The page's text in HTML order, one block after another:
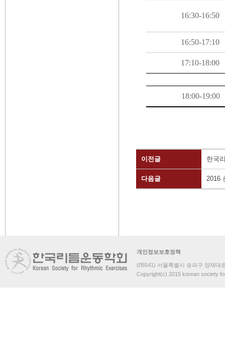
16:30-16:50
16:50-17:10
17:10-18:00
18:00-19:00
이전글 한국
다음글 2016
개인정보보호정책
(05541) 서울특별시 송파구 양재대
Copyright(c) 2015 korean society